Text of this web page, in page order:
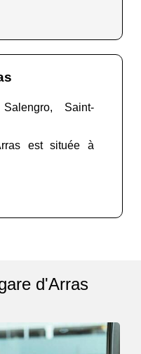
Saint-
est située à
d'Arras